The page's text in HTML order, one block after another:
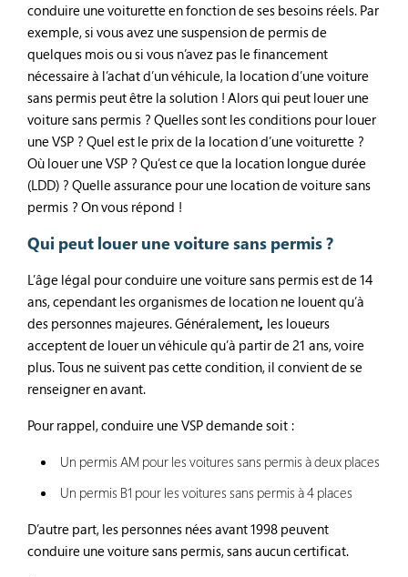
conduire une voiturette en fonction de ses besoins réels. Par
exemple, si vous avez une suspension de permis de
quelques mois ou si vous n’avez pas le financement
nécessaire à l’achat d’un véhicule, la location d’une voiture
sans permis peut être la solution ! Alors qui peut louer une
voiture sans permis ? Quelles sont les conditions pour louer
une VSP ? Quel est le prix de la location d’une voiturette ?
Où louer une VSP ? Qu’est ce que la location longue durée
(LDD) ? Quelle assurance pour une location de voiture sans
permis ? On vous répond !
Qui peut louer une voiture sans permis ?
L’âge légal pour conduire une voiture sans permis est de 14
ans, cependant les organismes de location ne louent qu’à
des personnes majeures. Généralement, les loueurs
acceptent de louer un véhicule qu’à partir de 21 ans, voire
plus. Tous ne suivent pas cette condition, il convient de se
renseigner en avant.
Pour rappel, conduire une VSP demande soit :
Un permis AM pour les voitures sans permis à deux places
Un permis B1 pour les voitures sans permis à 4 places
D’autre part, les personnes nées avant 1998 peuvent
conduire une voiture sans permis, sans aucun certificat.